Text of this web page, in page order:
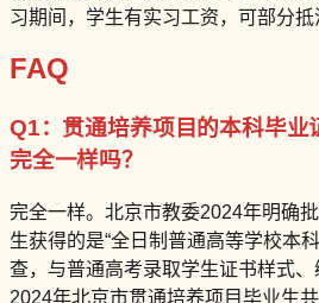
习期间，学生有实习工资，可部分抵
FAQ
Q1：贯通培养项目的本科毕业
完全一样吗？
完全一样。北京市教委2024年明确
生获得的是“全日制普通高等学校本
查，与普通高考录取学生证书样式、
2024年北京市贯通培养项目毕业生